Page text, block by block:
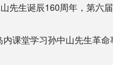
生诞辰160周年，第六届
堂学习孙中山先生革命